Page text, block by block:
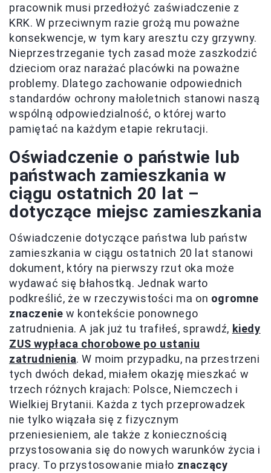
pracownik musi przedłożyć zaświadczenie z
KRK. W przeciwnym razie grożą mu poważne
konsekwencje, w tym kary aresztu czy grzywny.
Nieprzestrzeganie tych zasad może zaszkodzić
dzieciom oraz narażać placówki na poważne
problemy. Dlatego zachowanie odpowiednich
standardów ochrony małoletnich stanowi naszą
wspólną odpowiedzialność, o której warto
pamiętać na każdym etapie rekrutacji.
Oświadczenie o państwie lub
państwach zamieszkania w
ciągu ostatnich 20 lat –
dotyczące miejsc zamieszkania
Oświadczenie dotyczące państwa lub państw
zamieszkania w ciągu ostatnich 20 lat stanowi
dokument, który na pierwszy rzut oka może
wydawać się błahostką. Jednak warto
podkreślić, że w rzeczywistości ma on ogromne
znaczenie w kontekście ponownego
zatrudnienia. A jak już tu trafiłeś, sprawdź, kiedy
ZUS wypłaca chorobowe po ustaniu
zatrudnienia. W moim przypadku, na przestrzeni
tych dwóch dekad, miałem okazję mieszkać w
trzech różnych krajach: Polsce, Niemczech i
Wielkiej Brytanii. Każda z tych przeprowadzek
nie tylko wiązała się z fizycznym
przeniesieniem, ale także z koniecznością
przystosowania się do nowych warunków życia i
pracy. To przystosowanie miało znaczący